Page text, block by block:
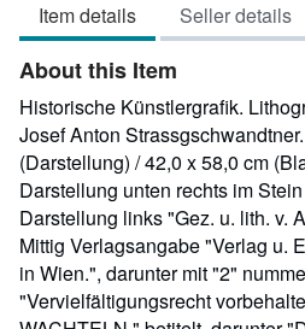
out
of
5
stars
Item details Seller details
About this Item
Historische Künstlergrafik.
Josef Anton
(Darstellung) / 42,0 x 58,0 cm
Darstellung unten rechts im
Darstellung links "Gez. u. lith. v.
Mittig Verlagsangabe "Verlag u.
in Wien.", darunter mit "2"
"Vervielfältigungsrecht